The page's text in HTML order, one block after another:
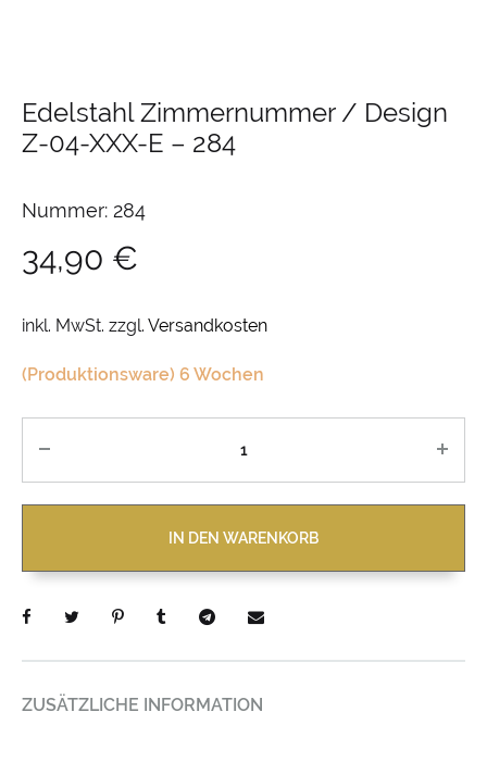
Edelstahl Zimmernummer / Design
Z-04-XXX-E – 284
Nummer: 284
34,90 €
inkl. MwSt. zzgl. Versandkosten
(Produktionsware) 6 Wochen
IN DEN WARENKORB
ZUSÄTZLICHE INFORMATION